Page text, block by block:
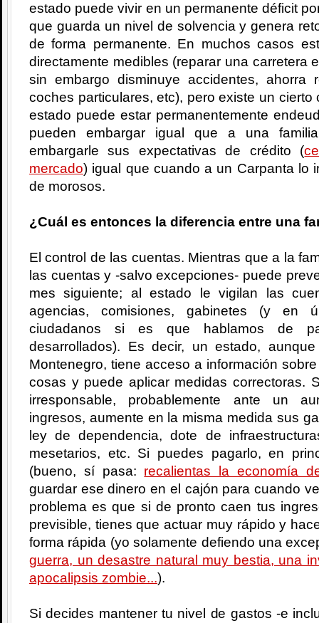
estado puede vivir en un permanente déficit
que guarda un nivel de solvencia y genera
de forma permanente. En muchos casos
directamente medibles (reparar una carretera
sin embargo disminuye accidentes, ahorra
coches particulares, etc), pero existe un
estado puede estar permanentemente
pueden embargar igual que a una
embargarle sus expectativas de crédito (
mercado) igual que cuando a un Carpanta lo
de morosos.
¿Cuál es entonces la diferencia entre una
El control de las cuentas. Mientras que a la
las cuentas y -salvo excepciones- puede
mes siguiente; al estado le vigilan las
agencias, comisiones, gabinetes (y en
ciudadanos si es que hablamos de
desarrollados). Es decir, un estado,
Montenegro, tiene acceso a información
cosas y puede aplicar medidas correctoras.
irresponsable, probablemente ante un
ingresos, aumente en la misma medida sus
ley de dependencia, dote de
mesetarios, etc. Si puedes pagarlo, en
(bueno, sí pasa: recalientas la economía
guardar ese dinero en el cajón para cuando
problema es que si de pronto caen tus
previsible, tienes que actuar muy rápido y
forma rápida (yo solamente defiendo una
guerra, un desastre natural muy bestia, una
apocalipsis zombie...).
Si decides mantener tu nivel de gastos -e